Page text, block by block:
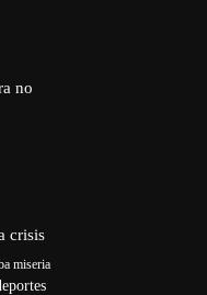
no
crisis
miseria